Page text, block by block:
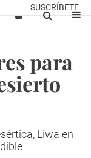
SUSCRÍBETE
para
Liwa en